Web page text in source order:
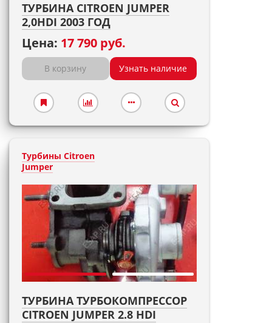
ТУРБИНА CITROEN JUMPER
2,0HDI 2003 ГОД
Цена: 17 790 руб.
В корзину Узнать наличие
Турбины Citroen
Jumper
ТУРБИНА ТУРБОКОМПРЕССОР
CITROEN JUMPER 2.8 HDI